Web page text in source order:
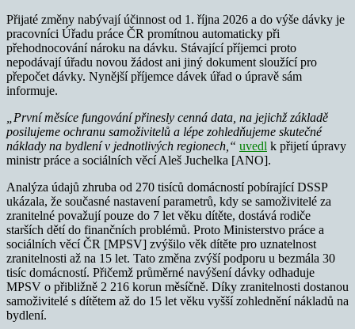
Přijaté změny nabývají účinnost od 1. října 2026 a do výše dávky je
pracovníci Úřadu práce ČR promítnou automaticky při
přehodnocování nároku na dávku. Stávající příjemci proto
nepodávají úřadu novou žádost ani jiný dokument sloužící pro
přepočet dávky. Nynější příjemce dávek úřad o úpravě sám
informuje.
„První měsíce fungování přinesly cenná data, na jejichž základě
posilujeme ochranu samoživitelů a lépe zohledňujeme skutečné
náklady na bydlení v jednotlivých regionech,“ uvedl k přijetí úpravy
ministr práce a sociálních věcí Aleš Juchelka [ANO].
Analýza údajů zhruba od 270 tisíců domácností pobírající DSSP
ukázala, že současné nastavení parametrů, kdy se samoživitelé za
zranitelné považují pouze do 7 let věku dítěte, dostává rodiče
starších dětí do finančních problémů. Proto Ministerstvo práce a
sociálních věcí ČR [MPSV] zvýšilo věk dítěte pro uznatelnost
zranitelnosti až na 15 let. Tato změna zvýší podporu u bezmála 30
tisíc domácností. Přičemž průměrné navýšení dávky odhaduje
MPSV o přibližně 2 216 korun měsíčně. Díky zranitelnosti dostanou
samoživitelé s dítětem až do 15 let věku vyšší zohlednění nákladů na
bydlení.